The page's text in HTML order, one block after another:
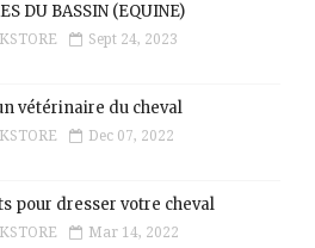
DU BASSIN (EQUINE)
Sept 24, 2023
vétérinaire du cheval
Dec 07, 2022
pour dresser votre cheval
Mar 14, 2022